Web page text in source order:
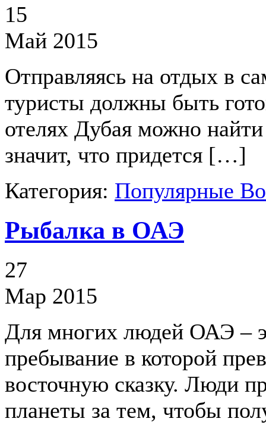
15
Май 2015
Отправляясь на отдых в
туристы должны быть
отелях Дубая можно
значит, что придется […]
Категория: Популярные
Рыбалка в ОАЭ
27
Мар 2015
Для многих людей ОАЭ –
пребывание в которой
восточную сказку. Люди
планеты за тем, чтобы